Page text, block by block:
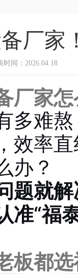
厂家
时间：2026.04.18
厂家
多难
效率
办？
题就
准“福
板都